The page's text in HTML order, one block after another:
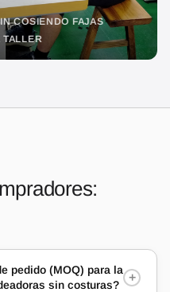
FAJAS
pedido (MOQ) para la
sin costuras?
+